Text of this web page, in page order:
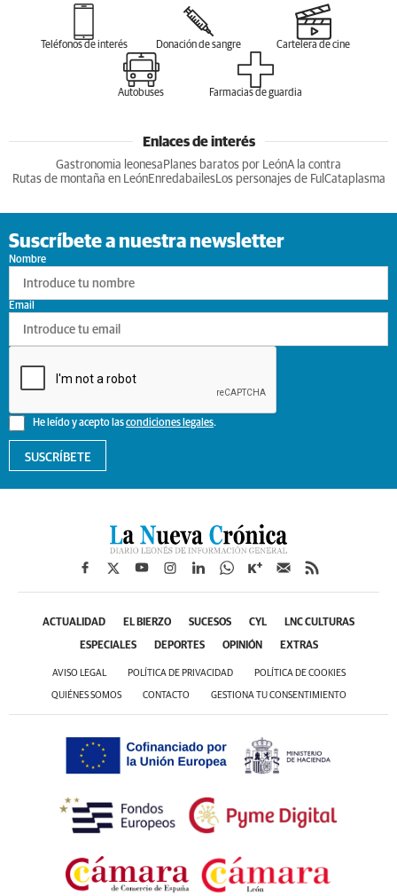
Teléfonos de interés Donación de sangre Cartelera de cine
Autobuses Farmacias de guardia
Enlaces de interés
Gastronomia leonesa Planes baratos por LeónA la contra
Rutas de montaña en LeónEnredabailesLos personajes de Ful Cataplasma
Suscríbete a nuestra newsletter
Nombre
He leído y acepto lascondiciones legales.
Email
SUSCRÍBETE
ACTUALIDAD EL BIERZO SUCESOS CYL LNC CULTURAS
ESPECIALES DEPORTES OPINIÓN EXTRAS
AVISO LEGAL POLÍTICA DE PRIVACIDAD POLÍTICA DE COOKIES
QUIÉNES SOMOS CONTACTO GESTIONA TU CONSENTIMIENTO